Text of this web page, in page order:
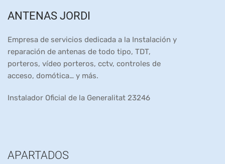
ANTENAS JORDI
Empresa de servicios dedicada a la Instalación y
reparación de antenas de todo tipo, TDT,
porteros, vídeo porteros, cctv, controles de
acceso, domótica… y más.
Instalador Oficial de la Generalitat 23246
APARTADOS